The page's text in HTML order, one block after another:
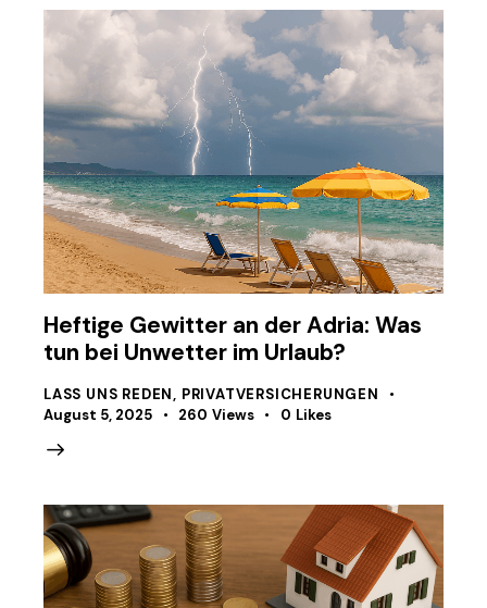
Heftige Gewitter an der Adria: Was
tun bei Unwetter im Urlaub?
LASS UNS REDEN, PRIVATVERSICHERUNGEN
August 5, 2025
260 Views 0 Likes